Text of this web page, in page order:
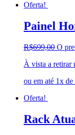
Oferta!
Painel
R$699,00 O
À vista a retirar
ou em até 1x
Oferta!
Rack